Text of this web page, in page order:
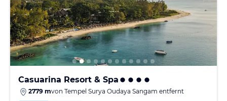
Casuarina Resort & Spa
2779 mvon Tempel Surya Oudaya Sangam entfernt